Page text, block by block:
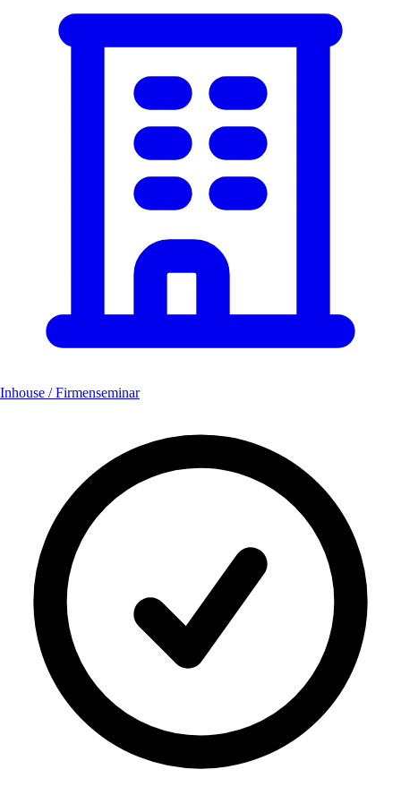
Inhouse / Firmenseminar